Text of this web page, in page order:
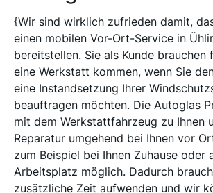
{Wir sind wirklich zufrieden damit,
einen mobilen Vor-Ort-Service in
bereitstellen. Sie als Kunde
eine Werkstatt kommen, wenn Sie
eine Instandsetzung Ihrer
beauftragen möchten. Die Autoglas
mit dem Werkstattfahrzeug zu Ihnen
Reparatur umgehend bei Ihnen vor
zum Beispiel bei Ihnen Zuhause oder
Arbeitsplatz möglich. Dadurch
zusätzliche Zeit aufwenden und wir